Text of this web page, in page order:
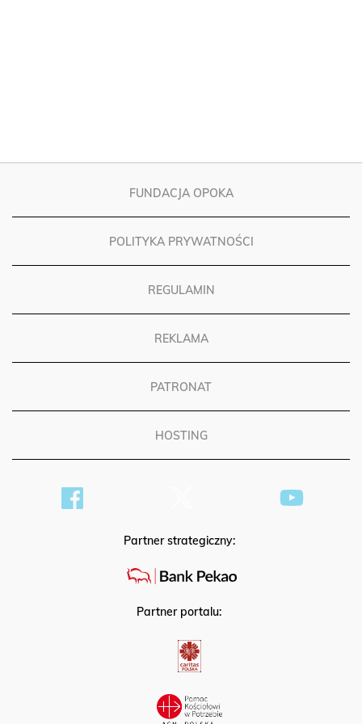
FUNDACJA OPOKA
POLITYKA PRYWATNOŚCI
REGULAMIN
REKLAMA
PATRONAT
HOSTING
Partner strategiczny:
Partner portalu: